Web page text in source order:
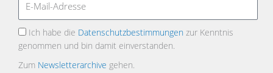
Ich habe die Datenschutzbestimmungen zur Kenntnis
genommen und bin damit einverstanden.
Zum Newsletterarchive gehen.